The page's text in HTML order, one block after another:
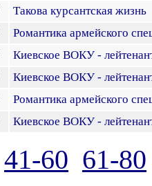
Такова курсантская жизнь
Романтика армейского
Киевское ВОКУ -
Киевское ВОКУ -
Романтика армейского
Киевское ВОКУ -
41-60 61-80